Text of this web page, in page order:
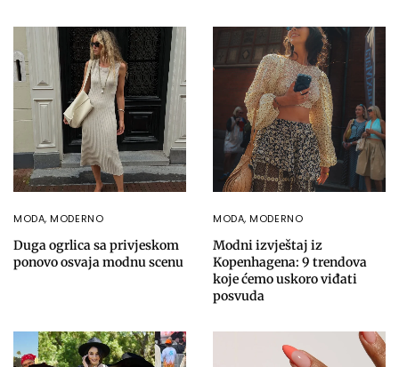
MODA,MODERNO
Duga ogrlica sa privjeskom
ponovo osvaja modnu scenu
MODA,MODERNO
Modni izvještaj iz
Kopenhagena: 9 trendova
koje ćemo uskoro viđati
posvuda